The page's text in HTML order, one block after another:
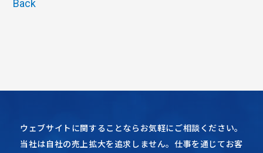
Back
ウェブサイトに関することならお気軽にご相談ください。
当社は自社の売上拡大を追求しません。仕事を通じてお客